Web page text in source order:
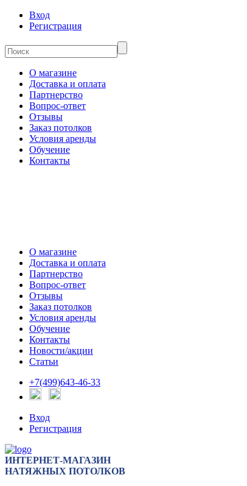
Вход
Регистрация
О магазине
Доставка и оплата
Партнерство
Вопрос-ответ
Отзывы
Заказ потолков
Условия аренды
Обучение
Контакты
О магазине
Доставка и оплата
Партнерство
Вопрос-ответ
Отзывы
Заказ потолков
Условия аренды
Обучение
Контакты
Новости/акции
Статьи
+7(499)643-46-33
Вход
Регистрация
ИНТЕРНЕТ-МАГАЗИН
НАТЯЖНЫХ ПОТОЛКОВ